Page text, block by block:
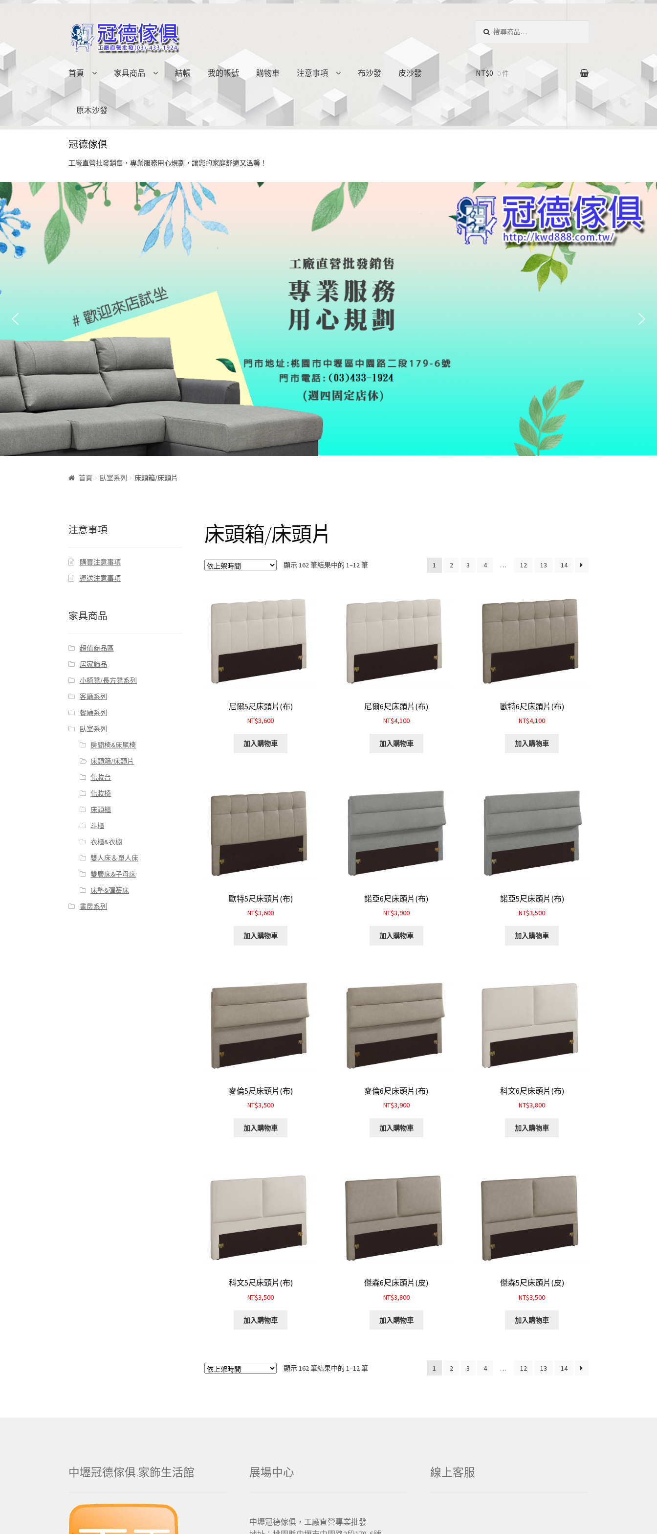
略
過
導
跳
至
內
尋：
首頁 家具商品 結帳 我的帳號 購物車 注意事項 布沙發 皮沙發
原木沙發
NT$0 0 件
冠德傢俱
工廠直營批發銷售，專業服務用心規劃，讓您的家庭舒適又溫馨！
首頁 臥室系列 床頭箱/床頭片
床頭箱/床頭片
顯示 162 筆結果中的 1–12 筆 1 2 3 4 … 12 13 14
尼爾5尺床頭片(布)
NT$3,600
加入購物車
尼爾6尺床頭片(布)
NT$4,100
加入購物車
歐特6尺床頭片(布)
NT$4,100
加入購物車
歐特5尺床頭片(布)
NT$3,600
加入購物車
諾亞6尺床頭片(布)
NT$3,900
加入購物車
諾亞5尺床頭片(布)
NT$3,500
加入購物車
麥倫5尺床頭片(布)
NT$3,500
加入購物車
麥倫6尺床頭片(布)
NT$3,900
加入購物車
科文6尺床頭片(布)
NT$3,800
加入購物車
科文5尺床頭片(布)
NT$3,500
加入購物車
傑森6尺床頭片(皮)
NT$3,800
加入購物車
傑森5尺床頭片(皮)
NT$3,500
加入購物車
顯示 162 筆結果中的 1–12 筆 1 2 3 4 … 12 13 14
注意事項
購買注意事項
運送注意事項
家具商品
超值商品區
居家飾品
小椅凳/長方凳系列
客廰系列
餐廰系列
臥室系列
房間椅&床尾椅
床頭箱/床頭片
化妝台
化妝椅
床頭櫃
斗櫃
衣櫃&衣櫥
雙人床＆單人床
雙層床&子母床
床墊&彈簧床
書房系列
中壢冠德傢俱.家飾生活館 展場中心
中壢冠德傢俱，工廠直營專業批發
線上客服